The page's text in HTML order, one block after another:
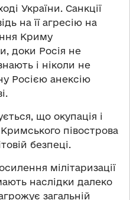
України. Санкції
на її агресію на
Криму
доки Росія не
і ніколи не
Росією анексію
що окупація і
півострова
безпеці.
мілітаризації
наслідки далеко
загальній